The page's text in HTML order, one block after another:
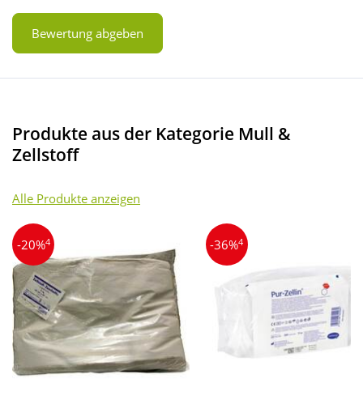
Bewertung abgeben
Produkte aus der Kategorie Mull &
Zellstoff
Alle Produkte anzeigen
-20%4 -36%4